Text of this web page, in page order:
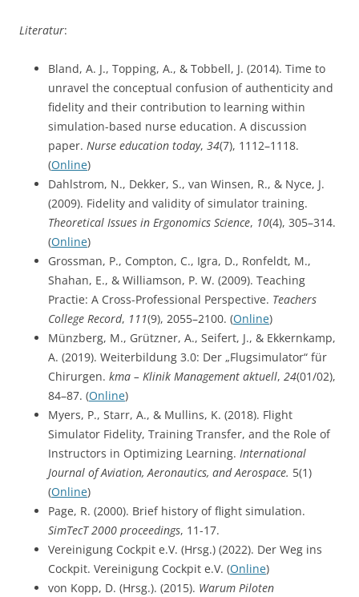
Literatur:
Bland, A. J., Topping, A., & Tobbell, J. (2014). Time to
unravel the conceptual confusion of authenticity and
fidelity and their contribution to learning within
simulation-based nurse education. A discussion
paper. Nurse education today, 34(7), 1112–1118.
(Online)
Dahlstrom, N., Dekker, S., van Winsen, R., & Nyce, J.
(2009). Fidelity and validity of simulator training.
Theoretical Issues in Ergonomics Science, 10(4), 305–314.
(Online)
Grossman, P., Compton, C., Igra, D., Ronfeldt, M.,
Shahan, E., & Williamson, P. W. (2009). Teaching
Practie: A Cross-Professional Perspective. Teachers
College Record, 111(9), 2055–2100. (Online)
Münzberg, M., Grützner, A., Seifert, J., & Ekkernkamp,
A. (2019). Weiterbildung 3.0: Der „Flugsimulator“ für
Chirurgen. kma – Klinik Management aktuell, 24(01/02),
84–87. (Online)
Myers, P., Starr, A., & Mullins, K. (2018). Flight
Simulator Fidelity, Training Transfer, and the Role of
Instructors in Optimizing Learning. International
Journal of Aviation, Aeronautics, and Aerospace. 5(1)
(Online)
Page, R. (2000). Brief history of flight simulation.
SimTecT 2000 proceedings, 11-17.
Vereinigung Cockpit e.V. (Hrsg.) (2022). Der Weg ins
Cockpit. Vereinigung Cockpit e.V. (Online)
von Kopp, D. (Hrsg.). (2015). Warum Piloten